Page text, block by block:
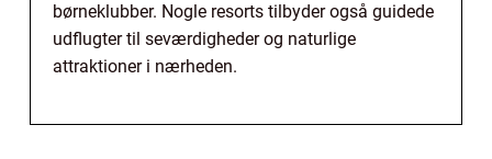
børneklubber. Nogle resorts tilbyder også guidede
udflugter til seværdigheder og naturlige
attraktioner i nærheden.